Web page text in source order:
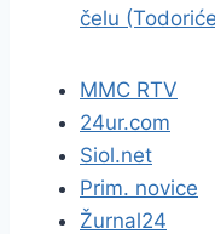
čelu
MMC RTV
24ur.com
Siol.net
Prim. novice
Žurnal24